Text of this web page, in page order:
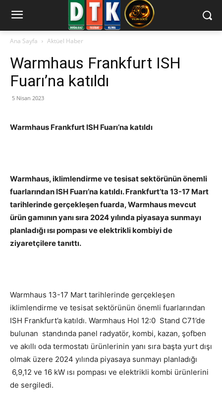
Ana Sayfa Aktüel Haber
Warmhaus Frankfurt ISH
Fuarı’na katıldı
5 Nisan 2023
Warmhaus Frankfurt ISH Fuarı’na katıldı
Warmhaus, iklimlendirme ve tesisat sektörünün önemli
fuarlarından ISH Fuarı’na katıldı. Frankfurt’ta 13-17 Mart
tarihlerinde gerçekleşen fuarda, Warmhaus mevcut
ürün gamının yanı sıra 2024 yılında piyasaya sunmayı
planladığı ısı pompası ve elektrikli kombiyi de
ziyaretçilere tanıttı.
Warmhaus 13-17 Mart tarihlerinde gerçekleşen
iklimlendirme ve tesisat sektörünün önemli fuarlarından
ISH Frankfurt’a katıldı. Warmhaus Hol 12:0 Stand C71’de
bulunan standında panel radyatör, kombi, kazan, şofben
ve akıllı oda termostatı ürünlerinin yanı sıra başta yurt dışı
olmak üzere 2024 yılında piyasaya sunmayı planladığı
6,9,12 ve 16 kW ısı pompası ve elektrikli kombi ürünlerini
de sergiledi.